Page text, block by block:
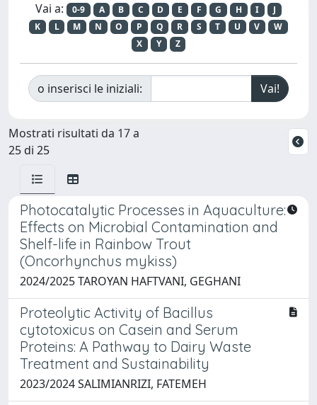
Vai a: 0-9 A B C D E F G H I
J
K
L M N O P Q R S T U V
W
X
Y Z
o inserisci le iniziali:
Mostrati risultati da 17 a
25 di 25
Photocatalytic Processes in Aquaculture:
Effects on Microbial Contamination and
Shelf-life in Rainbow Trout
(Oncorhynchus mykiss)
2024/2025 TAROYAN HAFTVANI, GEGHANI
Proteolytic Activity of Bacillus
cytotoxicus on Casein and Serum
Proteins: A Pathway to Dairy Waste
Treatment and Sustainability
2023/2024 SALIMIANRIZI, FATEMEH